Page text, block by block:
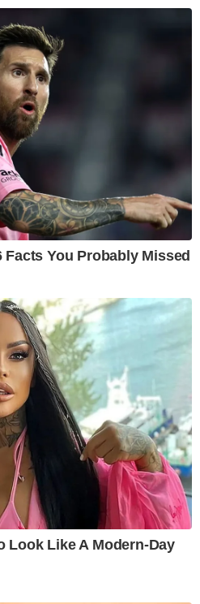
Facts You Probably Missed
Look Like A Modern-Day